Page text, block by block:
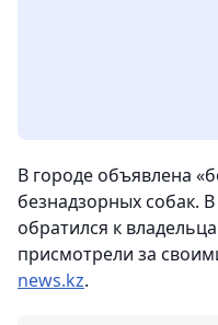
В городе объявлена
безнадзорных собак.
обратился к
присмотрели за
news.kz.